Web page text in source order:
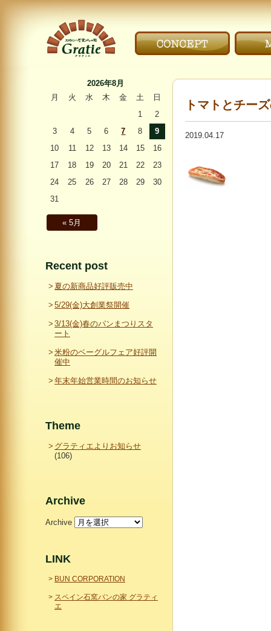
ティエ
トマトとチー
2019.04.17
2026年8月
月
火 水 木 金 土 日
« 5月
1
2
3
4 5 6 7 8
9
10
11 12 13 14 15
16
17
18 19 20 21 22
23
24
25 26 27 28 29
30
31
Recent post
夏の新商品好評販売中
5/29(金)大創業祭開催
3/13(金)春のパンまつりスタ
ート
米粉のベーグルフェア好評開
催中
年末年始営業時間のお知らせ
Theme
グラティエよりお知らせ
(106)
Archive
Archive
LINK
BUN CORPORATION
スペイン石窯パンの家 グラティ
エ